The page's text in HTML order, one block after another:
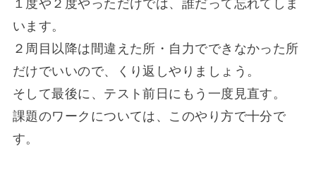
１度や２度やっただけでは、誰だって忘れてしま
います。
２周目以降は間違えた所・自力でできなかった所
だけでいいので、くり返しやりましょう。
そして最後に、テスト前日にもう一度見直す。
課題のワークについては、このやり方で十分で
す。